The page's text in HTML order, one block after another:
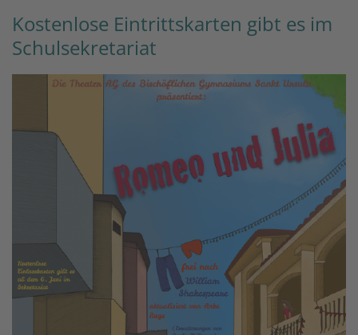
Kostenlose Eintrittskarten gibt es im
Schulsekretariat